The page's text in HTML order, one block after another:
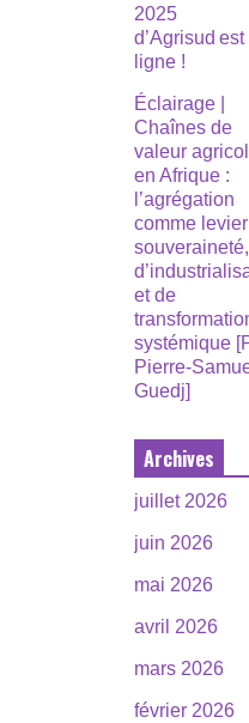
2025
d’Agrisud
ligne !
Éclairage |
Chaînes de
valeur
en Afrique :
l’agrégation
comme
souveraineté,
et de
systémique
Pierre-
Guedj]
Archives
juillet 2026
juin 2026
mai 2026
avril 2026
mars 2026
février 2026